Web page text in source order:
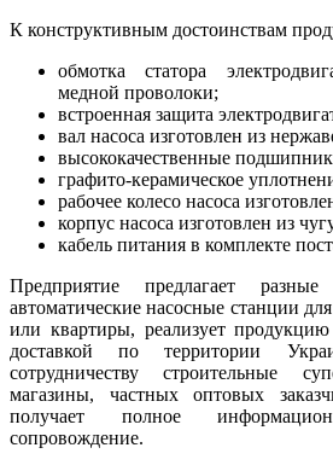
К конструктивным достоинствам
обмотка статора
медной проволоки;
встроенная защита
вал насоса изготовлен из
высококачественные
графито-керамическое
рабочее колесо насоса
корпус насоса изготовлен из
кабель питания в комплекте
Предприятие предлагает
автоматические насосные станции
или квартиры, реализует
доставкой по территории
сотрудничеству строительные
магазины, частных оптовых
получает полное
сопровождение.